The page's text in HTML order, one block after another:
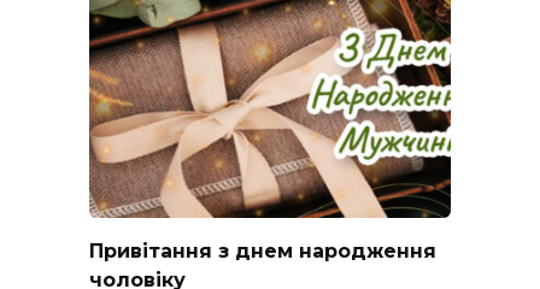
Привітання з днем народження
чоловіку